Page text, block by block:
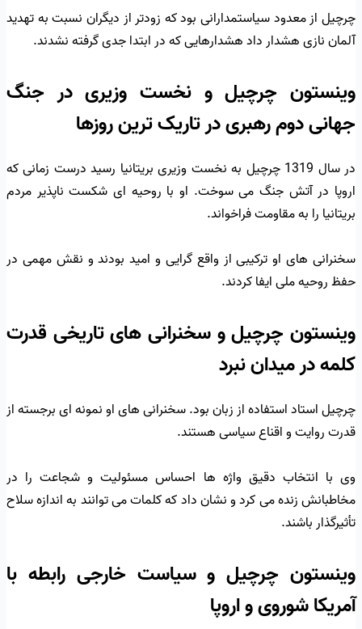
چرچیل از معدود سیاستمدارانی بود که زودتر از دیگران نسبت به تهدید
آلمان نازی هشدار داد هشدارهایی که در ابتدا جدی گرفته نشدند.
وینستون چرچیل و نخست وزیری در جنگ
جهانی دوم رهبری در تاریک ترین روزها
در سال 1319 چرچیل به نخست وزیری بریتانیا رسید درست زمانی که
اروپا در آتش جنگ می سوخت. او با روحیه ای شکست ناپذیر مردم
بریتانیا را به مقاومت فراخواند.
سخنرانی های او ترکیبی از واقع گرایی و امید بودند و نقش مهمی در
حفظ روحیه ملی ایفا کردند.
وینستون چرچیل و سخنرانی های تاریخی قدرت
کلمه در میدان نبرد
چرچیل استاد استفاده از زبان بود. سخنرانی های او نمونه ای برجسته از
قدرت روایت و اقناع سیاسی هستند.
وی با انتخاب دقیق واژه ها احساس مسئولیت و شجاعت را در
مخاطبانش زنده می کرد و نشان داد که کلمات می توانند به اندازه سلاح
تأثیرگذار باشند.
وینستون چرچیل و سیاست خارجی رابطه با
آمریکا شوروی و اروپا